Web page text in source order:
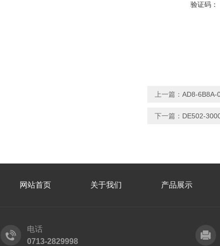
验证码：
上一篇： AD8-6B8A-
下一篇： DE502-
网站首页 关于我们 产品展示
电话
0713-2829998